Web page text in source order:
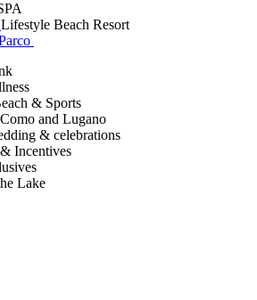
Lifestyle Beach Resort
& Sports
and Lugano
& celebrations
Incentives
Lake